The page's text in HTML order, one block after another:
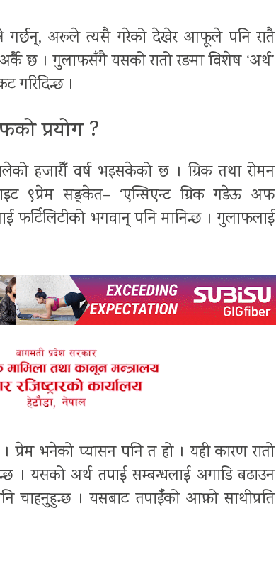
गर्छन्, अरूले त्यसै गरेको देखेर आफूले पनि रातै
छ । गुलाफसँगै यसको रातो रङमा विशेष ‘अर्थ’
गरिदिन्छ ।
प्रयोग ?
हजारौँ वर्ष भइसकेको छ । ग्रिक तथा रोमन
९प्रेम सङ्केत– ‘एन्सिएन्ट ग्रिक गडेऊ अफ
भगवान् पनि मानिन्छ । गुलाफलाई
। प्रेम भनेको प्यासन पनि त हो । यही कारण रातो
। यसको अर्थ तपाई सम्बन्धलाई अगाडि बढाउन
चाहनुहुन्छ । यसबाट तपाईँको आफ्नो साथीप्रति